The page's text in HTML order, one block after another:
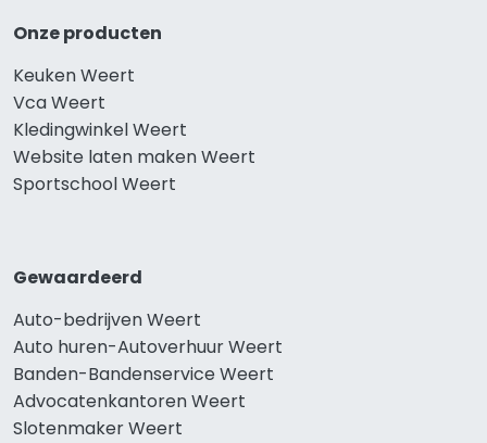
Onze producten
Keuken Weert
Vca Weert
Kledingwinkel Weert
Website laten maken Weert
Sportschool Weert
Gewaardeerd
Auto-bedrijven Weert
Auto huren-Autoverhuur Weert
Banden-Bandenservice Weert
Advocatenkantoren Weert
Slotenmaker Weert